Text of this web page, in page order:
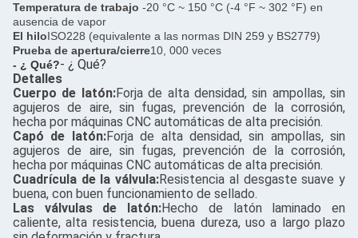
Temperatura de trabajo -20 °C ~ 150 °C (-4 °F ~ 302 °F) en
ausencia de vapor
El hiloISO228 (equivalente a las normas DIN 259 y BS2779)
Prueba de apertura/cierre10, 000 veces
- ¿ Qué?- ¿ Qué?
Detalles
Cuerpo de latón:Forja de alta densidad, sin ampollas, sin
agujeros de aire, sin fugas, prevención de la corrosión,
hecha por máquinas CNC automáticas de alta precisión.
Capó de latón:Forja de alta densidad, sin ampollas, sin
agujeros de aire, sin fugas, prevención de la corrosión,
hecha por máquinas CNC automáticas de alta precisión.
Cuadrícula de la válvula:Resistencia al desgaste suave y
buena, con buen funcionamiento de sellado.
Las válvulas de latón:Hecho de latón laminado en
caliente, alta resistencia, buena dureza, uso a largo plazo